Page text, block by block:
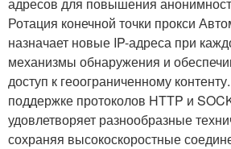
Ротация конечной точки прокси
назначает новые IP-адреса при
механизмы обнаружения и
доступ к геоограниченному
поддержке протоколов HTTP и
удовлетворяет разнообразные
сохраняя высокоскоростные